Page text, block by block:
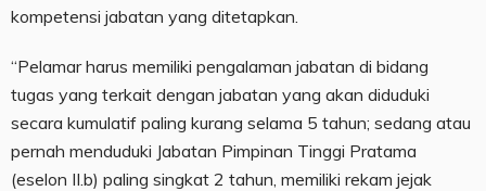
kompetensi jabatan yang ditetapkan.
“Pelamar harus memiliki pengalaman jabatan di bidang
tugas yang terkait dengan jabatan yang akan diduduki
secara kumulatif paling kurang selama 5 tahun; sedang atau
pernah menduduki Jabatan Pimpinan Tinggi Pratama
(eselon II.b) paling singkat 2 tahun, memiliki rekam jejak